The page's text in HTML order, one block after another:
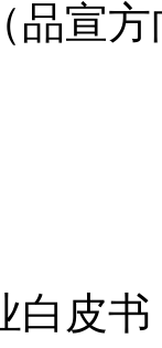
品宣
白皮